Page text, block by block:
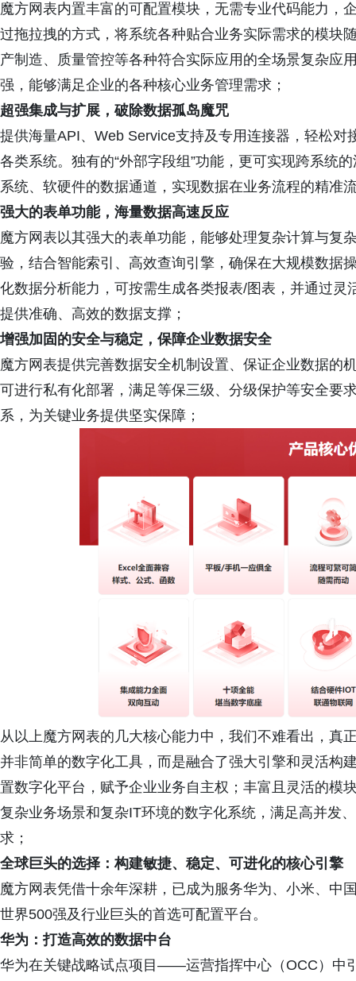
魔方网表内置丰富的可配置模块，无需专业代码能力，
过拖拉拽的方式，将系统各种贴合业务实际需求的模块
产制造、质量管控等各种符合实际应用的全场景复杂应
强，能够满足企业的各种核心业务管理需求；
超强集成与扩展，破除数据孤岛魔咒
提供海量API、Web Service支持及专用连接器，轻松
各类系统。独有的“外部字段组”功能，更可实现跨系统
系统、软硬件的数据通道，实现数据在业务流程的精准
强大的表单功能，海量数据高速反应
魔方网表以其强大的表单功能，能够处理复杂计算与复
验，结合智能索引、高效查询引擎，确保在大规模数据
化数据分析能力，可按需生成各类报表/图表，并通过
提供准确、高效的数据支撑；
增强加固的安全与稳定，保障企业数据安全
魔方网表提供完善数据安全机制设置、保证企业数据的
可进行私有化部署，满足等保三级、分级保护等安全要
系，为关键业务提供坚实保障；
从以上魔方网表的几大核心能力中，我们不难看出，真
并非简单的数字化工具，而是融合了强大引擎和灵活构
置数字化平台，赋予企业业务自主权；丰富且灵活的模
复杂业务场景和复杂IT环境的数字化系统，满足高并发
求；
全球巨头的选择：构建敏捷、稳定、可进化的核心引擎
魔方网表凭借十余年深耕，已成为服务华为、小米、中
世界500强及行业巨头的首选可配置平台。
华为：打造高效的数据中台
华为在关键战略试点项目——运营指挥中心（OCC）中